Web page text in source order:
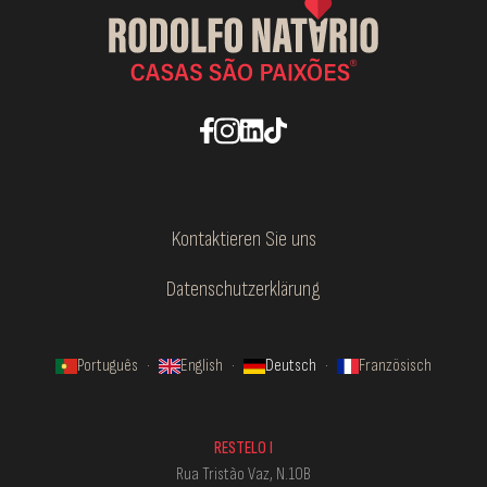
Kontaktieren Sie uns
Datenschutzerklärung
Português · English · Deutsch · Französisch
RESTELO I
Rua Tristão Vaz, N.10B